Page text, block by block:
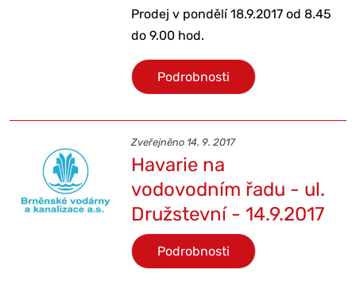
Prodej v pondělí 18.9.2017 od 8.45
do 9.00 hod.
Podrobnosti
Zveřejněno 14. 9. 2017
Havarie na
vodovodním řadu - ul.
Družstevní - 14.9.2017
Podrobnosti